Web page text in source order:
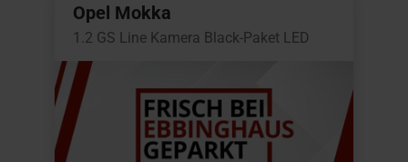
Opel Mokka
1.2 GS Line Kamera Black-Paket LED